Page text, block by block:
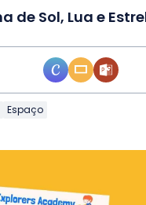
de Sol, Lua e
Espaço